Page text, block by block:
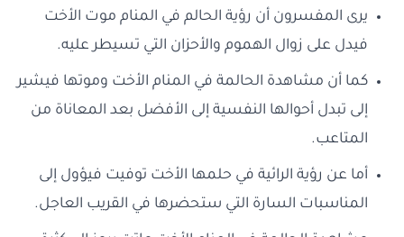
يرى المفسرون أن رؤية الحالم في المنام موت الأخت
فيدل على زوال الهموم والأحزان التي تسيطر عليه.
كما أن مشاهدة الحالمة في المنام الأخت وموتها فيشير
إلى تبدل أحوالها النفسية إلى الأفضل بعد المعاناة من
المتاعب.
أما عن رؤية الرائية في حلمها الأخت توفيت فيؤول إلى
المناسبات السارة التي ستحضرها في القريب العاجل.